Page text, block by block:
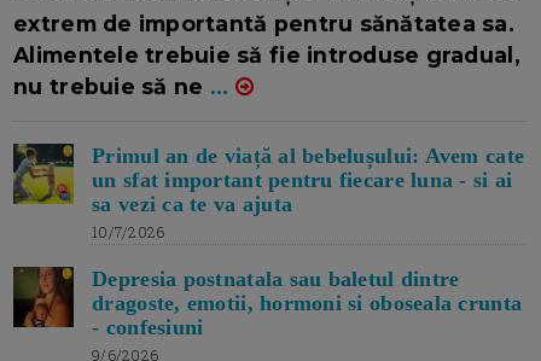
extrem de importantă pentru sănătatea sa.
Alimentele trebuie să fie introduse gradual,
nu trebuie să ne ...
Primul an de viață al bebelușului: Avem cate
un sfat important pentru fiecare luna - si ai
sa vezi ca te va ajuta
10/7/2026
Depresia postnatala sau baletul dintre
dragoste, emotii, hormoni si oboseala crunta
- confesiuni
9/6/2026